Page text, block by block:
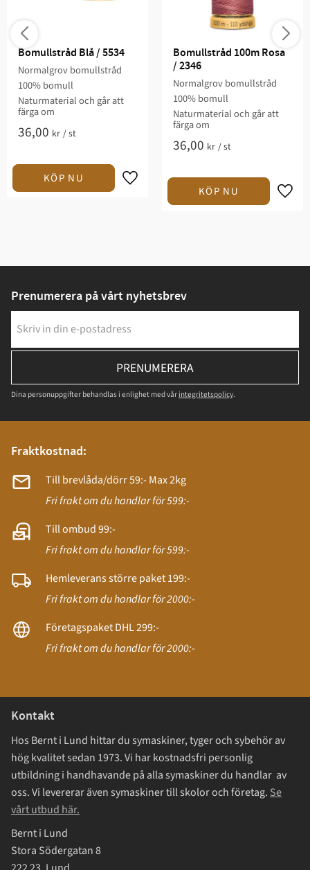
Bomullstråd Blå / 5534
Normalgrov bomullstråd
100% bomull
Naturmaterial och går att
färga om
36,00 kr /st
Bomullstråd 100m Rosa
/ 2346
Normalgrov bomullstråd
100% bomull
Naturmaterial och går att
färga om
36,00 kr /st
Prenumerera på vårt nyhetsbrev
PRENUMERERA
Dina personuppgifter behandlas i enlighet med vår integritetspolicy.
Fraktkostnad:
Till brevlåda/dörr 59:- Max 2kg
Fri frakt om du handlar för 599:-
Till ombud 99:-
Fri frakt om du handlar för 599:-
Hemleverans större paket 199:-
Fri frakt om du handlar för 2000:-
Företagspaket DHL 299:-
Fri frakt om du handlar för 2000:-
Kontakt
Hos Bernt i Lund hittar du symaskiner, tyger och sybehör av
hög kvalitet sedan 1973. Vi har kostnadsfri personlig
utbildning i handhavande på alla symaskiner du handlar av
oss. Vi levererar även symaskiner till skolor och företag. Se
vårt utbud här.
Bernt i Lund
Stora Södergatan 8